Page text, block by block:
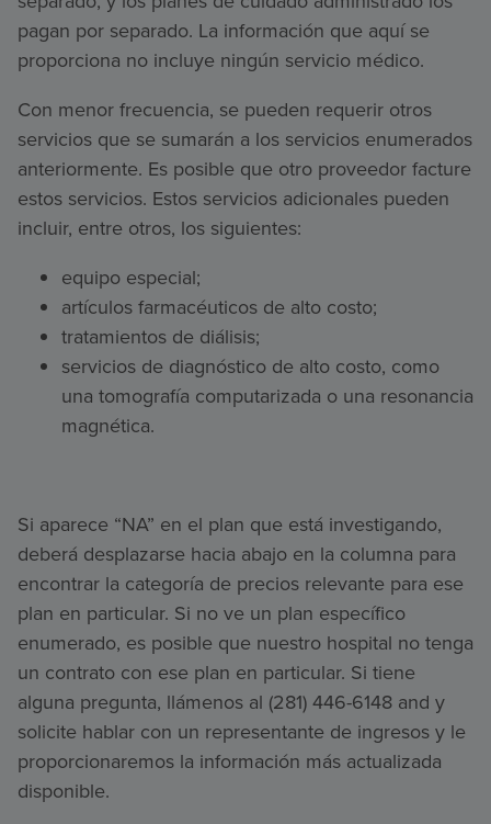
pagan por separado. La información que aquí se
proporciona no incluye ningún servicio médico.
Con menor frecuencia, se pueden requerir otros
servicios que se sumarán a los servicios enumerados
anteriormente. Es posible que otro proveedor facture
estos servicios. Estos servicios adicionales pueden
incluir, entre otros, los siguientes:
equipo especial;
artículos farmacéuticos de alto costo;
tratamientos de diálisis;
servicios de diagnóstico de alto costo, como
una tomografía computarizada o una resonancia
magnética.
Si aparece “NA” en el plan que está investigando,
deberá desplazarse hacia abajo en la columna para
encontrar la categoría de precios relevante para ese
plan en particular. Si no ve un plan específico
enumerado, es posible que nuestro hospital no tenga
un contrato con ese plan en particular. Si tiene
alguna pregunta, llámenos al (281) 446-6148 and y
solicite hablar con un representante de ingresos y le
proporcionaremos la información más actualizada
disponible.